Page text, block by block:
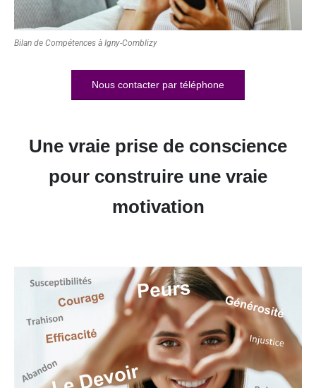
Bilan de Compétences à Igny-Comblizy
Nous contacter par téléphone
Une vraie prise de conscience
pour construire une vraie
motivation